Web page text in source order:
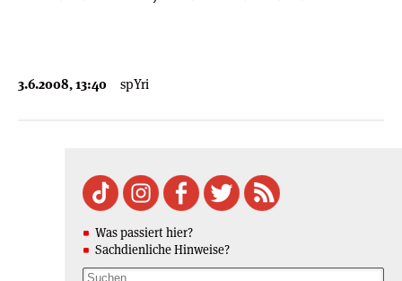
3.6.2008, 13:40 spYri
Was passiert hier?
Sachdienliche Hinweise?